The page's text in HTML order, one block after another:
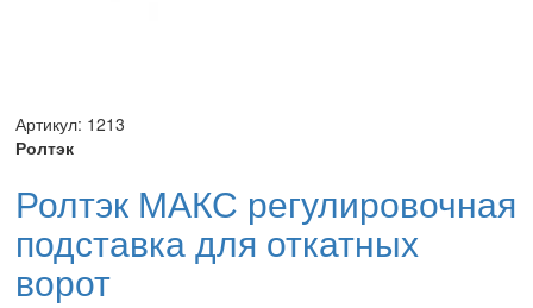
Артикул: 1213
Ролтэк
Ролтэк МАКС регулировочная
подставка для откатных
ворот